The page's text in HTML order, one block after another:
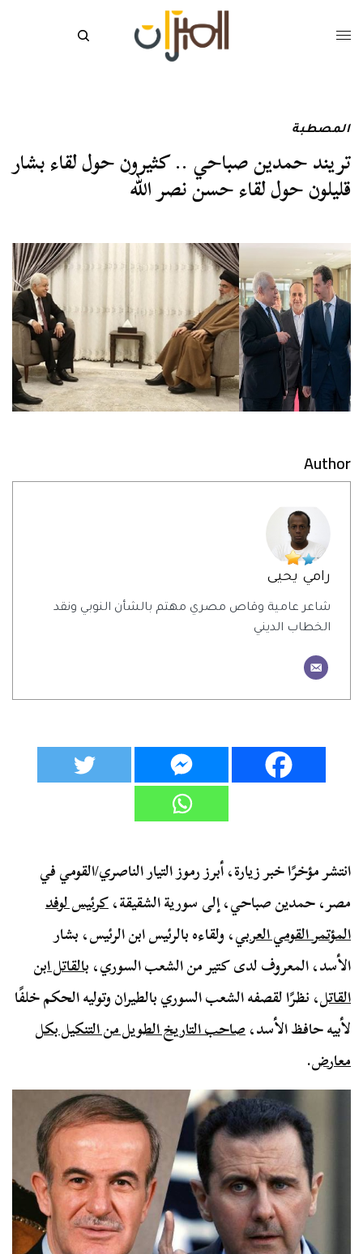
المصطبة
تريند حمدين صباحي .. كثيرون حول لقاء بشار
قليلون حول لقاء حسن نصر الله
Author
رامي يحيى
شاعر عامية وقاص مصري مهتم بالشأن النوبي ونقد
الخطاب الديني
انتشر مؤخرًا خبر زيارة، أبرز رموز التيار الناصري/القومي في
مصر، حمدين صباحي، إلى سورية الشقيقة،كرئيس لوفد
المؤتمر القومي العربي، ولقاءه بالرئيس ابن الرئيس، بشار
الأسد، المعروف لدى كتير من الشعب السوري،بالقاتل ابن
القاتل، نظرًا لقصفه الشعب السوري بالطيران وتوليه الحكم خلفًا
لأبيه حافظ الأسد،صاحب التاريخ الطويل من التنكيل بكل
معارض.